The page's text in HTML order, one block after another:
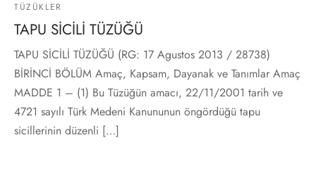
TÜZÜKLER
TAPU SİCİLİ TÜZÜĞÜ
TAPU SİCİLİ TÜZÜĞÜ (RG: 17 Agustos 2013 / 28738)
BİRİNCİ BÖLÜM Amaç, Kapsam, Dayanak ve Tanımlar Amaç
MADDE 1 – (1) Bu Tüzüğün amacı, 22/11/2001 tarih ve
4721 sayılı Türk Medeni Kanununun öngördüğü tapu
sicillerinin düzenli […]